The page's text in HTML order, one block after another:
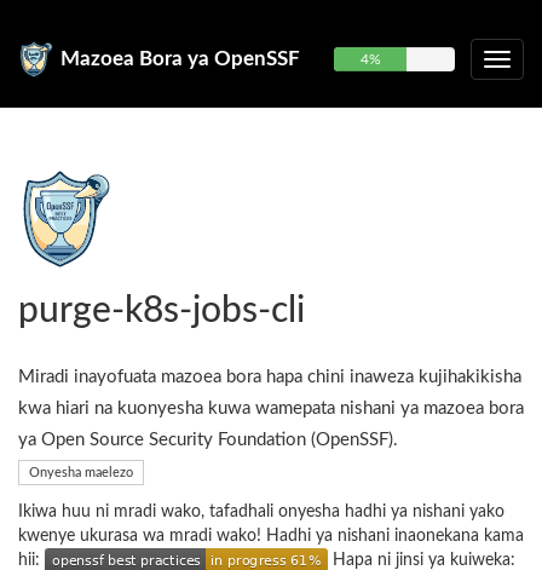
Mazoea Bora ya OpenSSF 4%
purge-k8s-jobs-cli
Miradi inayofuata mazoea bora hapa chini inaweza kujihakikisha
kwa hiari na kuonyesha kuwa wamepata nishani ya mazoea bora
ya Open Source Security Foundation (OpenSSF).
Onyesha maelezo
Ikiwa huu ni mradi wako, tafadhali onyesha hadhi ya nishani yako
kwenye ukurasa wa mradi wako! Hadhi ya nishani inaonekana kama
hii:
Hapa ni jinsi ya kuiweka: